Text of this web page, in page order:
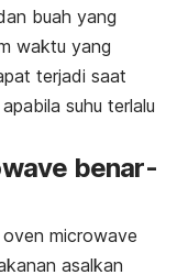
buah yang
waktu yang
terjadi saat
suhu terlalu
benar-
microwave
asalkan